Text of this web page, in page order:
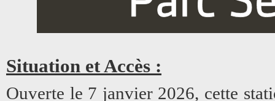
Situation et Accès :
Ouverte le 7 janvier 2026, cette